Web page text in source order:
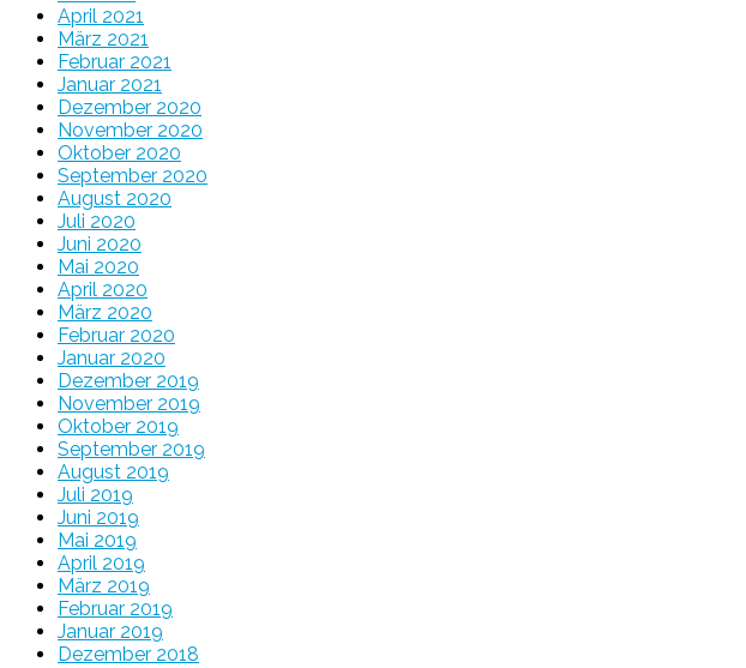
April 2021
März 2021
Februar 2021
Januar 2021
Dezember 2020
November 2020
Oktober 2020
September 2020
August 2020
Juli 2020
Juni 2020
Mai 2020
April 2020
März 2020
Februar 2020
Januar 2020
Dezember 2019
November 2019
Oktober 2019
September 2019
August 2019
Juli 2019
Juni 2019
Mai 2019
April 2019
März 2019
Februar 2019
Januar 2019
Dezember 2018